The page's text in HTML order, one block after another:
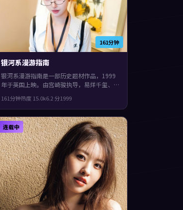
161分钟
银河系漫游指南
银河系漫游指南是一部历史题材作品，1999
年于英国上映。由宫崎骏执导，易烊千玺、刘
半段集中爆发，观感紧凑，值得推荐。
161分钟热度 15.0k6.2 分1999
连载中